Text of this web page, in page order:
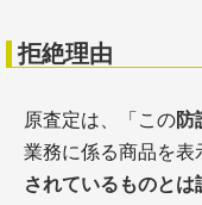
拒絶理由
原査定は、「この防
業務に係る商品を表
されているものとは